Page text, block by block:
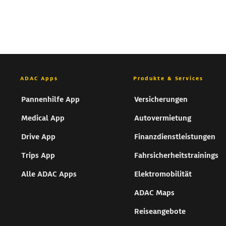
ADAC Apps
Pannenhilfe App
Medical App
Drive App
Trips App
Alle ADAC Apps
Produkte & Services
Versicherungen
Autovermietung
Finanzdienstleistungen
Fahrsicherheitstrainings
Elektromobilität
ADAC Maps
Reiseangebote